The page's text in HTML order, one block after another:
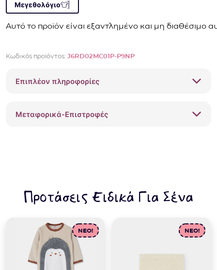
Μεγεθολόγιο
Αυτό το προϊόν είναι εξαντλημένο και μη διαθέσιμο
Κωδικός προϊόντος: J6RD02MC01P-P9NP
Επιπλέον πληροφορίες
Μεταφορικά-Επιστροφές
Προτάσεις Ειδικά Για Σένα
NEO! NEO!